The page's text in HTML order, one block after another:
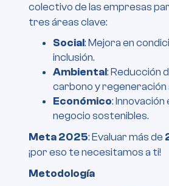
colectivo de las empresas
tres áreas clave:‍
Social: Mejora en
inclusión.
Ambiental: Reducción
carbono y regeneración
Económico:
negocio sostenibles.
Meta 2025: Evaluar más de
¡por eso te necesitamos a ti!
Metodología